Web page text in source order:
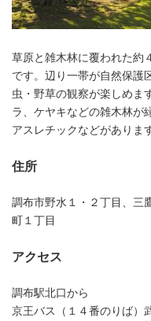
草原と雑木林に覆われた約
です。辺り一帯が自然保護
虫・野草の観察が楽しめま
ラ、ケヤキなどの雑木林が
アスレチックなどがありま
住所
調布市野水１・２丁目、三
町１丁目
アクセス
調布駅北口から
京王バス（１４番のりば）